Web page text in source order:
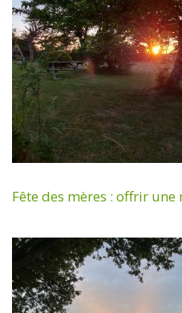
Fête des mères : offrir